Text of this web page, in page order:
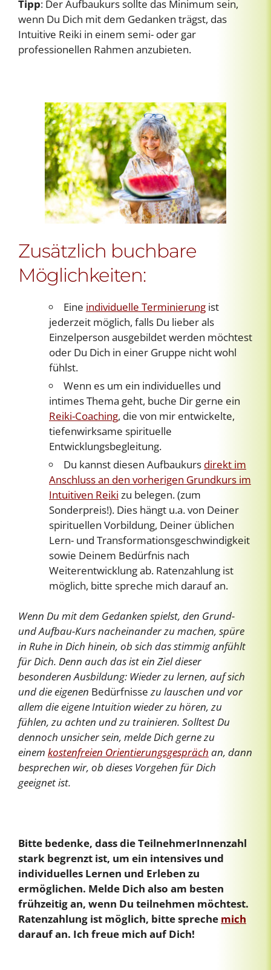
Tipp: Der Aufbaukurs sollte das Minimum sein,
wenn Du Dich mit dem Gedanken trägst, das
Intuitive Reiki in einem semi- oder gar
professionellen Rahmen anzubieten.
Zusätzlich buchbare
Möglichkeiten:
Eine individuelle Terminierung ist
jederzeit möglich, falls Du lieber als
Einzelperson ausgebildet werden möchtest
oder Du Dich in einer Gruppe nicht wohl
fühlst.
Wenn es um ein individuelles und
intimes Thema geht, buche Dir gerne ein
Reiki-Coaching, die von mir entwickelte,
tiefenwirksame spirituelle
Entwicklungsbegleitung.
Du kannst diesen Aufbaukurs direkt im
Anschluss an den vorherigen Grundkurs im
Intuitiven Reiki zu belegen. (zum
Sonderpreis!). Dies hängt u.a. von Deiner
spirituellen Vorbildung, Deiner üblichen
Lern- und Transformationsgeschwindigkeit
sowie Deinem Bedürfnis nach
Weiterentwicklung ab. Ratenzahlung ist
möglich, bitte spreche mich darauf an.
Wenn Du mit dem Gedanken spielst, den Grund-
und Aufbau-Kurs nacheinander zu machen, spüre
in Ruhe in Dich hinein, ob sich das stimmig anfühlt
für Dich. Denn auch das ist ein Ziel dieser
besonderen Ausbildung: Wieder zu lernen, auf sich
und die eigenen Bedürfnissezu lauschen und vor
allem die eigene Intuition wieder zu hören, zu
fühlen, zu achten und zu trainieren. Solltest Du
dennoch unsicher sein, melde Dich gerne zu
einem kostenfreien Orientierungsgespräch an, dann
besprechen wir, ob dieses Vorgehen für Dich
geeignet ist.
Bitte bedenke, dass die TeilnehmerInnenzahl
stark begrenzt ist, um ein intensives und
individuelles Lernen und Erleben zu
ermöglichen. Melde Dich also am besten
frühzeitig an, wenn Du teilnehmen möchtest.
Ratenzahlung ist möglich, bitte spreche mich
darauf an. Ich freue mich auf Dich!